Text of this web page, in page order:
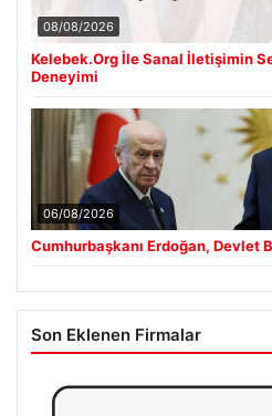
08/08/2026
Kelebek.Org İle Sanal İletişimin
Deneyimi
06/08/2026
Cumhurbaşkanı Erdoğan, Devlet
Son Eklenen Firmalar